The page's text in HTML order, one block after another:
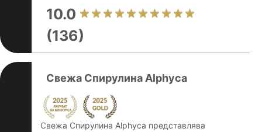
10.0
(136)
Свежа Спирулина Alphyca
Свежа Спирулина Alphyca представлява